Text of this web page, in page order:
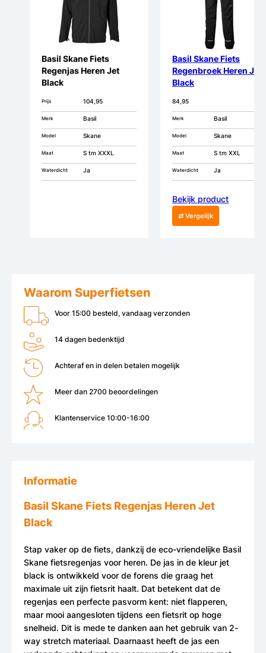
Basil Skane Fiets
Regenjas Heren Jet
Black
Prijs 104,95
Merk Basil
Model Skane
Maat S tm XXXL
Waterdicht Ja
Basil Skane Fiets
Regenbroek Heren Jet
Black
84,95
Merk Basil
Model Skane
Maat S tm XXL
Waterdicht Ja
Bekijk product
⇄ Vergelijk
Waarom Superfietsen
Voor 15:00 besteld, vandaag verzonden
14 dagen bedenktijd
Achteraf en in delen betalen mogelijk
Meer dan 2700 beoordelingen
Klantenservice 10:00-16:00
Informatie
Basil Skane Fiets Regenjas Heren Jet
Black
Stap vaker op de fiets, dankzij de eco-vriendelijke Basil
Skane fietsregenjas voor heren. De jas in de kleur jet
black is ontwikkeld voor de forens die graag het
maximale uit zijn fietsrit haalt. Dat betekent dat de
regenjas een perfecte pasvorm kent: niet flapperen,
maar mooi aangesloten tijdens een fietsrit op hoge
snelheid. Dit is mede te danken aan het gebruik van 2-
way stretch materiaal. Daarnaast heeft de jas een